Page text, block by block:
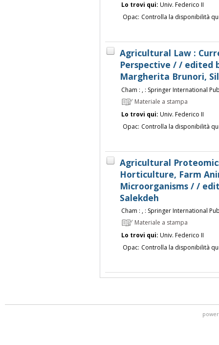
Lo trovi qui: Univ. Federico II
Opac: Controlla la disponibilità
Agricultural Law :
Perspective / / edited
Margherita Brunori,
Cham : , : Springer International
Materiale a stampa
Lo trovi qui: Univ. Federico II
Opac: Controlla la disponibilità
Agricultural
Horticulture, Farm
Microorganisms / /
Salekdeh
Cham : , : Springer International
Materiale a stampa
Lo trovi qui: Univ. Federico II
Opac: Controlla la disponibilità